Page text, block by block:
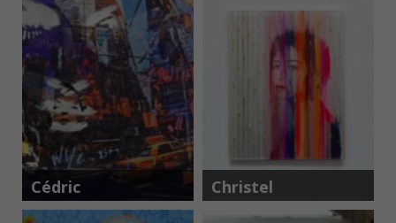
Cédric
Bouteiller
Christel
Delrieu